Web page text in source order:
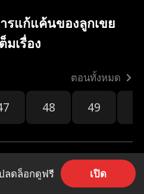
รแก้แค้นของลูกเขย
มเรื่อง
ตอนทั้งหมด
48 49
แชร์
ลดล็อกดูฟรี เปิด